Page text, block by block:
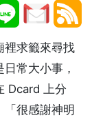
裡求籤來尋找
常大小事，
Dcard 上分
「很感謝神明